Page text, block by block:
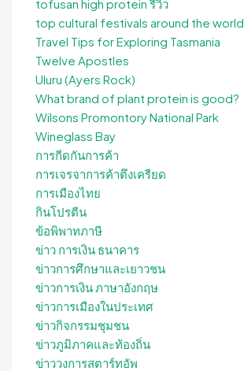
tofusan high protein รีวิว
top cultural festivals around the world
Travel Tips for Exploring Tasmania
Twelve Apostles
Uluru (Ayers Rock)
What brand of plant protein is good?
Wilsons Promontory National Park
Wineglass Bay
การกีดกันการค้า
การเจรจาการค้าตึงเครียด
การเมืองไทย
กินโปรตีน
ข้อพิพาทภาษี
ข่าว การเงิน ธนาคาร
ข่าวการศึกษาและเยาวชน
ข่าวการเงิน ภาษาอังกฤษ
ข่าวการเมืองในประเทศ
ข่าวกิจกรรมชุมชน
ข่าวภูมิภาคและท้องถิ่น
ข่าววงการสตาร์ทอัพ